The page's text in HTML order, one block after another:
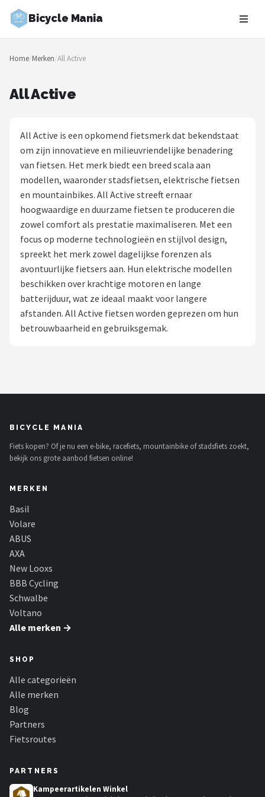
Bicycle Mania
Zoeken
NAVIGATIE
Blog
Fietsroutes
Kinderfietsen
Stadsfietsen
Elektrische fietsen
Mountainbikes
Shop
AXA
BBB Cycling
Schwalbe
Voltano
Shimano
Cortina
Home/Merken/All Active
All Active
All Active is een opkomend fietsmerk dat bekendstaat
om zijn innovatieve en milieuvriendelijke benadering
van fietsen. Het merk biedt een breed scala aan
modellen, waaronder stadsfietsen, elektrische fietsen
en mountainbikes. All Active streeft ernaar
hoogwaardige en duurzame fietsen te produceren die
zowel comfort als prestatie maximaliseren. Met een
focus op moderne technologieën en stijlvol design,
spreekt het merk zowel dagelijkse forenzen als
avontuurlijke fietsers aan. Hun elektrische modellen
beschikken over krachtige motoren en lange
batterijduur, wat ze ideaal maakt voor langere
afstanden. All Active fietsen worden geprezen om hun
betrouwbaarheid en gebruiksgemak.
BICYCLE MANIA
Fiets kopen? Of je nu een e-bike, racefiets, mountainbike of stadsfiets zoekt,
bekijk ons grote aanbod fietsen online!
MERKEN
Basil
Volare
ABUS
AXA
New Looxs
BBB Cycling
Schwalbe
Voltano
Alle merken →
SHOP
Alle categorieën
Alle merken
Blog
Partners
Fietsroutes
PARTNERS
Kampeerartikelen Winkel